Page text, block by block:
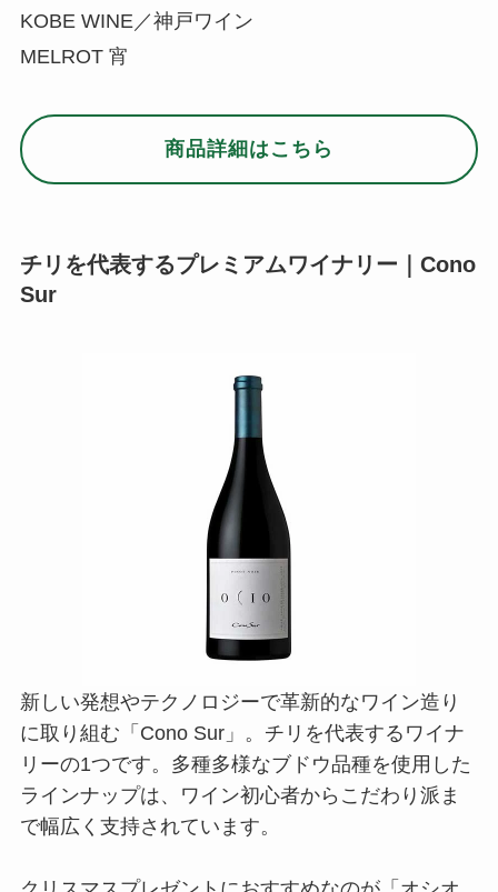
KOBE WINE／神戸ワイン
MELROT 宵
商品詳細はこちら
チリを代表するプレミアムワイナリー｜Cono
Sur
新しい発想やテクノロジーで革新的なワイン造り
に取り組む「Cono Sur」。チリを代表するワイナ
リーの1つです。多種多様なブドウ品種を使用した
ラインナップは、ワイン初心者からこだわり派ま
で幅広く支持されています。